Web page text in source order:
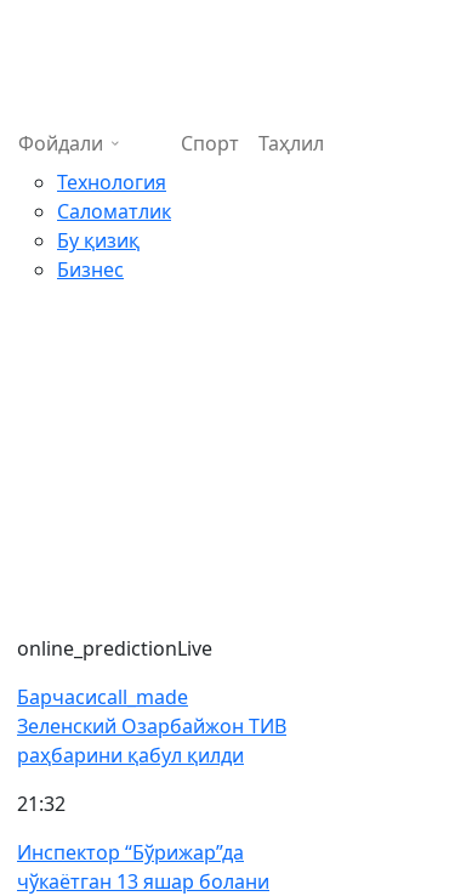
Фойдали
Технология
Саломатлик
Бу қизиқ
Бизнес
Спорт Таҳлил
online_predictionLive
Барчасиcall_made
Зеленский Озарбайжон ТИВ
раҳбарини қабул қилди
21:32
Инспектор “Бўрижар”да
чўкаётган 13 яшар болани